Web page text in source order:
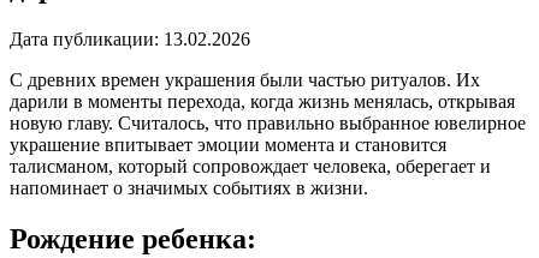
Дата публикации: 13.02.2026
С древних времен украшения были частью ритуалов. Их
дарили в моменты перехода, когда жизнь менялась, открывая
новую главу. Считалось, что правильно выбранное ювелирное
украшение впитывает эмоции момента и становится
талисманом, который сопровождает человека, оберегает и
напоминает о значимых событиях в жизни.
Рождение ребенка: